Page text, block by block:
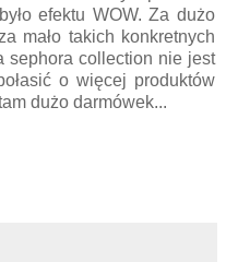
efektu WOW. Za dużo
mało takich konkretnych
sephora collection nie jest
o więcej produktów
dużo darmówek...